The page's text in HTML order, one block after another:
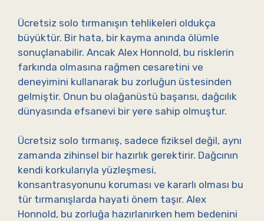
Ücretsiz solo tırmanışın tehlikeleri oldukça
büyüktür. Bir hata, bir kayma anında ölümle
sonuçlanabilir. Ancak Alex Honnold, bu risklerin
farkında olmasına rağmen cesaretini ve
deneyimini kullanarak bu zorluğun üstesinden
gelmiştir. Onun bu olağanüstü başarısı, dağcılık
dünyasında efsanevi bir yere sahip olmuştur.
Ücretsiz solo tırmanış, sadece fiziksel değil, aynı
zamanda zihinsel bir hazırlık gerektirir. Dağcının
kendi korkularıyla yüzleşmesi,
konsantrasyonunu koruması ve kararlı olması bu
tür tırmanışlarda hayati önem taşır. Alex
Honnold, bu zorluğa hazırlanırken hem bedenini